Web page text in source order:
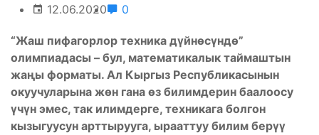
12.06.2020 0
“Жаш пифагорлор техника дүйнөсүндө”
олимпиадасы – бул, математикалык таймаштын
жаңы форматы. Ал Кыргыз Республикасынын
окуучуларына жөн гана өз билимдерин баалоосу
үчүн эмес, так илимдерге, техникага болгон
кызыгуусун арттырууга, ырааттуу билим берүү